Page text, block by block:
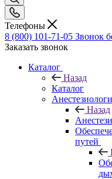
Телефоны
8 (800) 101-71-05 Звонок
Заказать звонок
Каталог
Назад
Каталог
Назад
путей